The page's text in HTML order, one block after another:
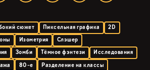
сюжет Пиксельная графика
2D
Изометрия
Слэшер
Зомби Тёмное фэнтези
Исследования
80-е Разделение на классы